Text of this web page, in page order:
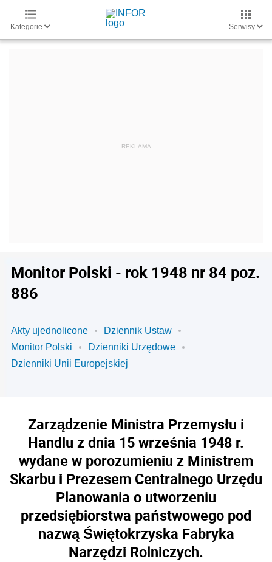
Kategorie Serwisy
Monitor Polski - rok 1948 nr 84 poz.
886
Akty ujednolicone
Dziennik Ustaw
Monitor Polski
Dzienniki Urzędowe
Dzienniki Unii Europejskiej
Zarządzenie Ministra Przemysłu i
Handlu z dnia 15 września 1948 r.
wydane w porozumieniu z Ministrem
Skarbu i Prezesem Centralnego Urzędu
Planowania o utworzeniu
przedsiębiorstwa państwowego pod
nazwą Świętokrzyska Fabryka
Narzędzi Rolniczych.